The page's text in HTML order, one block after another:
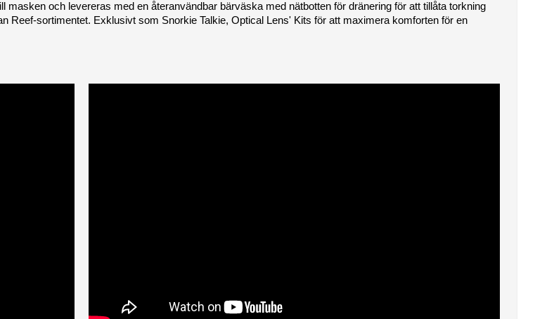
masken och levereras med en återanvändbar bärväska med nätbotten för dränering för att tillåta torkning
Reef-sortimentet. Exklusivt som Snorkie Talkie, Optical Lens' Kits för att maximera komforten för en